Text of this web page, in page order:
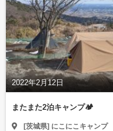
2022年2月12日
またまた2泊キャンプ🏕
[茨城県] にこにこキャンプ